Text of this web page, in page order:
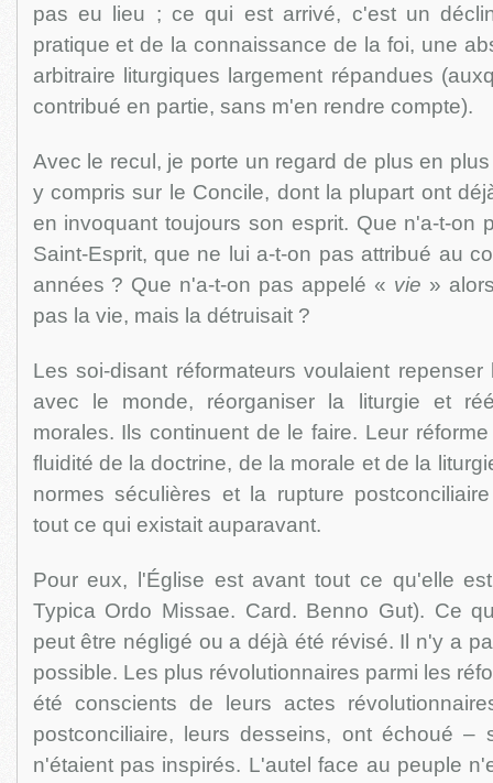
pas eu lieu ; ce qui est arrivé, c'est un
pratique et de la connaissance de la foi, une
arbitraire liturgiques largement répandues
contribué en partie, sans m'en rendre compte).
Avec le recul, je porte un regard de plus en
y compris sur le Concile, dont la plupart ont
en invoquant toujours son esprit. Que n'a-t-on
Saint-Esprit, que ne lui a-t-on pas attribué au
années ? Que n'a-t-on pas appelé « vie »
pas la vie, mais la détruisait ?
Les soi-disant réformateurs voulaient
avec le monde, réorganiser la liturgie et
morales. Ils continuent de le faire. Leur
fluidité de la doctrine, de la morale et de la
normes séculières et la rupture
tout ce qui existait auparavant.
Pour eux, l'Église est avant tout ce qu'elle
Typica Ordo Missae. Card. Benno Gut). Ce
peut être négligé ou a déjà été révisé. Il n'y a
possible. Les plus révolutionnaires parmi les
été conscients de leurs actes
postconciliaire, leurs desseins, ont échoué –
n'étaient pas inspirés. L'autel face au peuple